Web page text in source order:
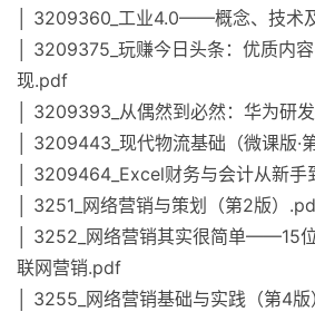
│ 3209360_工业4.0——概念、技术
│ 3209375_玩赚今日头条：优质内
现.pdf
│ 3209393_从偶然到必然：华为研
│ 3209443_现代物流基础（微课版·
│ 3209464_Excel财务与会计从新
│ 3251_网络营销与策划（第2版）
│ 3252_网络营销其实很简单——15
联网营销.pdf
│ 3255_网络营销基础与实践（第4